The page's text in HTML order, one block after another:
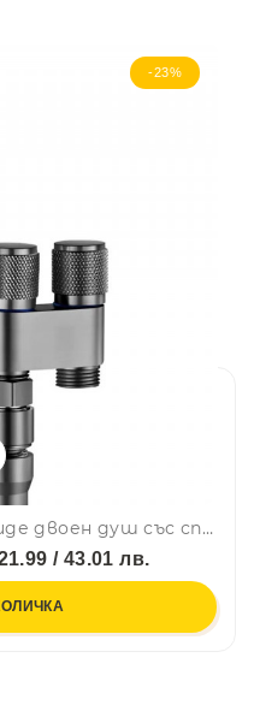
-23%
Комплект смесител за биде двоен душ със спирателен кран и двойно управление от неръждаема стомана за стенен монтаж - графит
/ 43.01 лв.